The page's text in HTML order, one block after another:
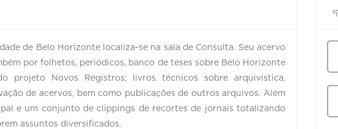
de Belo Horizonte localiza-se na sala de Consulta. Seu acervo
por folhetos, periódicos, banco de teses sobre Belo Horizonte
projeto Novos Registros; livros técnicos sobre arquivística,
de acervos, bem como publicações de outros arquivos. Além
e um conjunto de clippings de recortes de jornais totalizando
assuntos diversificados.